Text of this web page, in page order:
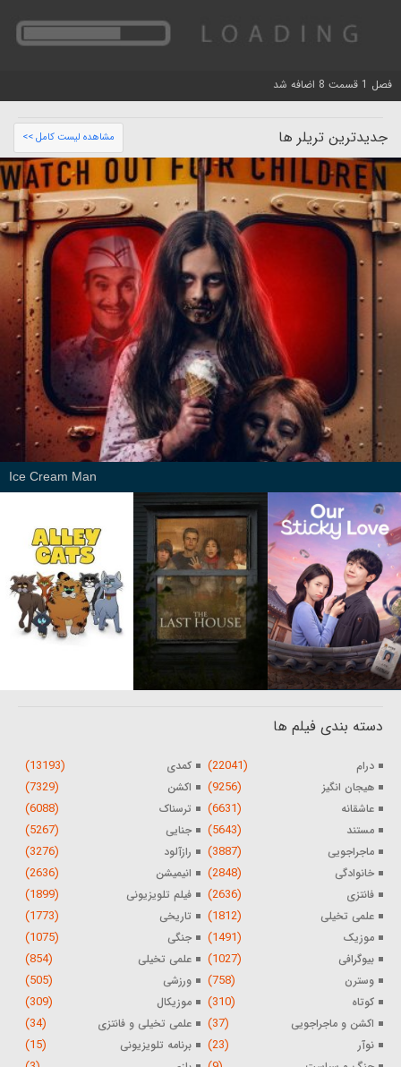
فصل 1 قسمت 8 اضافه شد
جدیدترین تریلر ها مشاهده لیست کامل >>
Ice Cream Man
دسته بندی فیلم ها
درام (22041) کمدی (13193)
هیجان انگیز (9256) اکشن (7329)
عاشقانه (6631) ترسناک (6088)
مستند (5643) جنایی (5267)
ماجراجویی (3887) رازآلود (3276)
خانوادگی (2848) انیمیشن (2636)
فانتزی (2636) فیلم تلویزیونی (1899)
علمی تخیلی (1812) تاریخی (1773)
موزیک (1491) جنگی (1075)
بیوگرافی (1027) علمی تخیلی (854)
وسترن (758) ورزشی (505)
کوتاه (310) موزیکال (309)
اکشن و ماجراجویی (37) علمی تخیلی و فانتزی (34)
نوآر (23) برنامه تلویزیونی (15)